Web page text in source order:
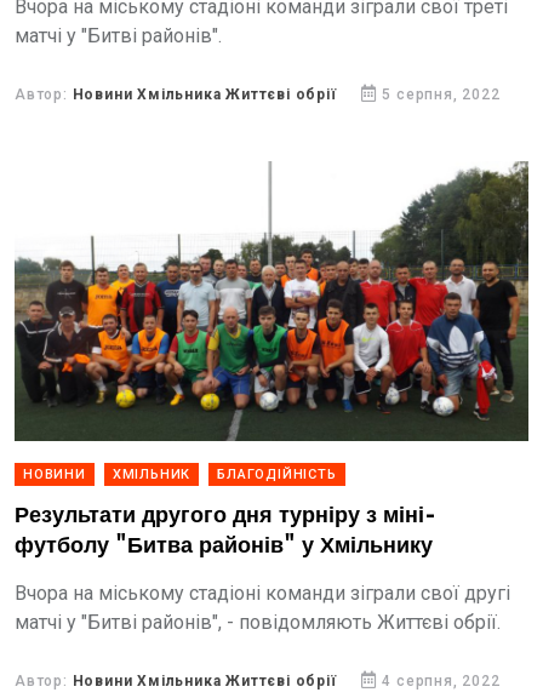
Вчора на міському стадіоні команди зіграли свої треті
матчі у "Битві районів".
Автор: Новини Хмільника Життєві обрії 5 серпня, 2022
НОВИНИ ХМІЛЬНИК БЛАГОДІЙНІСТЬ
Результати другого дня турніру з міні-
футболу "Битва районів" у Хмільнику
Вчора на міському стадіоні команди зіграли свої другі
матчі у "Битві районів", - повідомляють Життєві обрії.
Автор: Новини Хмільника Життєві обрії 4 серпня, 2022